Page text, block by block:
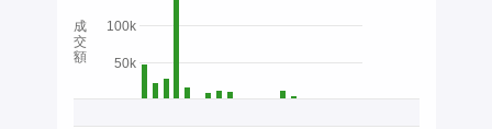
50k
100k
成
交
額